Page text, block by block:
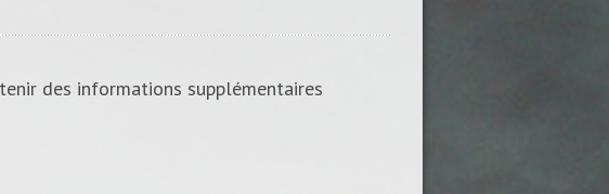
des informations supplémentaires